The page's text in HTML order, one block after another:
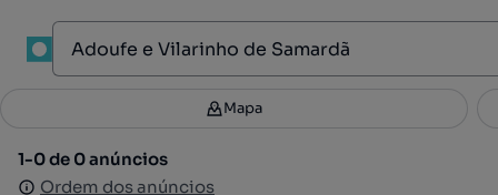
Filtros 3
1-0 de 0 anúncios
Mapa
1-0 de 0 anúncios
Ordem dos anúncios